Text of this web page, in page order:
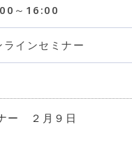
～16:00
ラインセミナー
ー ２月９日